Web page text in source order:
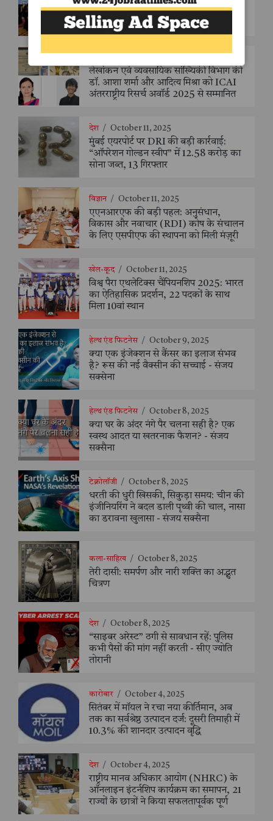
भारत ने विश्व मंच पर हर्बल औषधि विनियमन में
दिखाई दमदार मौजूदगी
लेखांकन एवं व्यवसायिक सांख्यिकी विभाग की
डॉ. आशा शर्मा और आदित्य मिश्रा को ICAI
अंतरराष्ट्रीय रिसर्च अवॉर्ड 2025 से सम्मानित
देश / October 11, 2025
मुंबई एयरपोर्ट पर DRI की बड़ी कार्रवाई:
“ऑपरेशन गोल्डन स्वीप” में 12.58 करोड़ का
सोना जब्त, 13 गिरफ्तार
विज्ञान / October 11, 2025
एएनआरएफ की बड़ी पहल: अनुसंधान,
विकास और नवाचार (RDI) कोष के संचालन
के लिए एसपीएफ की स्थापना को मिली मंज़ूरी
खेल-कूद / October 11, 2025
विश्व पैरा एथलेटिक्स चैंपियनशिप 2025: भारत
का ऐतिहासिक प्रदर्शन, 22 पदकों के साथ
मिला 10वां स्थान
हेल्थ एंड फिटनेस / October 9, 2025
क्या एक इंजेक्शन से कैंसर का इलाज संभव
है? रूस की नई वैक्सीन की सच्चाई - संजय
सक्सेना
हेल्थ एंड फिटनेस / October 8, 2025
क्या घर के अंदर नंगे पैर चलना सही है? एक
स्वस्थ आदत या खतरनाक फैशन? - संजय
सक्सैना
टेक्नोलॉजी / October 8, 2025
धरती की धुरी खिसकी, सिकुड़ा समय: चीन की
इंजीनियरिंग ने बदल डाली पृथ्वी की चाल, नासा
का डरावना खुलासा - संजय सक्सैना
कला-साहित्य / October 8, 2025
तेरी दासी: समर्पण और नारी शक्ति का अद्भुत
चित्रण
देश / October 8, 2025
“साइबर अरेस्ट” ठगी से सावधान रहें: पुलिस
कभी पैसों की मांग नहीं करती - सीए ज्योति
तोरानी
कारोबार / October 4, 2025
सितंबर में मॉयल ने रचा नया कीर्तिमान, अब
तक का सर्वश्रेष्ठ उत्पादन दर्ज: दूसरी तिमाही में
10.3% की शानदार उत्पादन वृद्धि
देश / October 4, 2025
राष्ट्रीय मानव अधिकार आयोग (NHRC) के
ऑनलाइन इंटर्नशिप कार्यक्रम का समापन, 21
राज्यों के छात्रों ने किया सफलतापूर्वक पूर्ण